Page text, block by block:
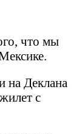
что мы
на Деклана
с